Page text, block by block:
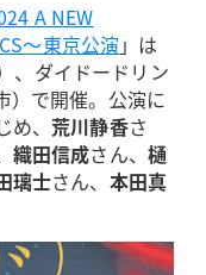
A NEW
～東京公演 」は
、ダイドードリン
）で開催。公演に
、 荒川静香さ
織田信成さん、 樋
璃士さん、 本田真